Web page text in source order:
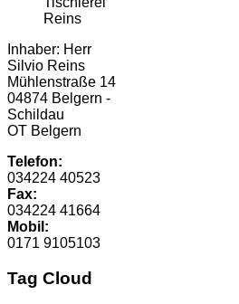
Inhaber: Herr
Silvio Reins
Mühlenstraße 14
04874 Belgern -
Schildau
OT Belgern
Telefon:
034224 40523
Fax:
034224 41664
Mobil:
0171 9105103
Tag Cloud